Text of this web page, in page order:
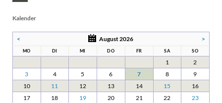
Kalender
< August 2026 >
MO DI MI DO FR SA SO
1
2
3
4 5 6 7 8
9
10
11 12 13 14 15
16
17
18 19 20 21 22
23